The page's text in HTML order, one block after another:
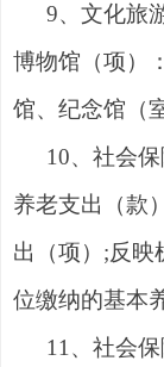
9、文化旅
博物馆（项）
馆、纪念馆（
10、社会
养老支出（款
出（项）;反映
位缴纳的基本
11、社会